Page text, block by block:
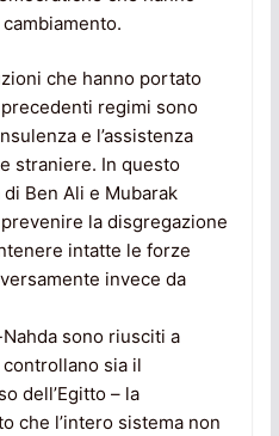
che hanno portato
regimi sono
e l’assistenza
straniere. In questo
di Ben Ali e Mubarak
la disgregazione
intatte le forze
invece da
sono riusciti a
sia il
dell’Egitto – la
che l’intero sistema non